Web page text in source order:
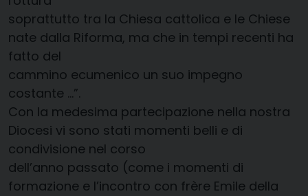
soprattutto tra la Chiesa cattolica e le Chiese
nate dalla Riforma, ma che in tempi recenti ha
fatto del
cammino ecumenico un suo impegno
costante …”.
Con la medesima partecipazione nella nostra
Diocesi vi sono stati momenti belli e di
condivisione nel corso
dell’anno passato (come i momenti di
formazione e l’incontro con frère Emile della